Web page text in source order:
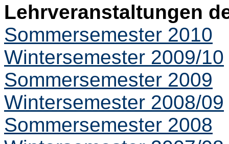
Lehrveranstaltungen
Sommersemester 2010
Wintersemester 2009/10
Sommersemester 2009
Wintersemester 2008/09
Sommersemester 2008